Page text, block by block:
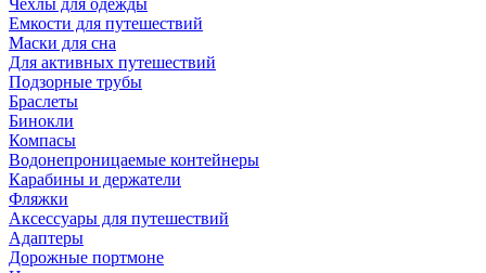
Чехлы для одежды
Емкости для путешествий
Маски для сна
Для активных путешествий
Подзорные трубы
Браслеты
Бинокли
Компасы
Водонепроницаемые контейнеры
Карабины и держатели
Фляжки
Аксессуары для путешествий
Адаптеры
Дорожные портмоне